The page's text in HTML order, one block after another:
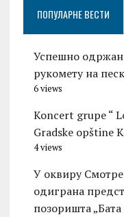
ПОПУЛАРНЕ ВЕСТИ
Успешно
рукомету на
6 views
Koncert grupe “
Gradske opštine
4 views
У оквиру
одиграна
позоришта